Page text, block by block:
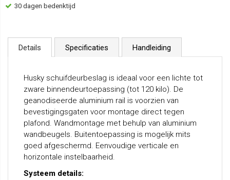
30 dagen bedenktijd
Details Specificaties Handleiding
Husky schuifdeurbeslag is ideaal voor een lichte tot
zware binnendeurtoepassing (tot 120 kilo). De
geanodiseerde aluminium rail is voorzien van
bevestigingsgaten voor montage direct tegen
plafond. Wandmontage met behulp van aluminium
wandbeugels. Buitentoepassing is mogelijk mits
goed afgeschermd. Eenvoudige verticale en
horizontale instelbaarheid.
Systeem details: